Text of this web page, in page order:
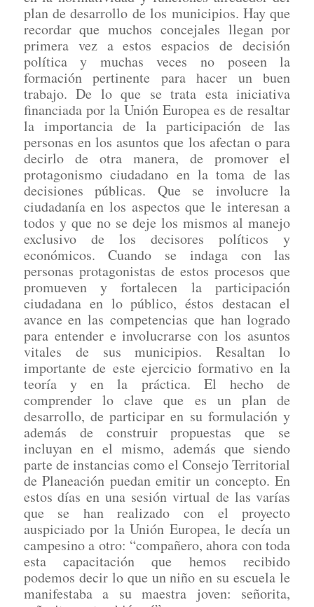
plan de desarrollo de los municipios. Hay que
recordar que muchos concejales llegan por
primera vez a estos espacios de decisión
política y muchas veces no poseen la
formación pertinente para hacer un buen
trabajo. De lo que se trata esta iniciativa
financiada por la Unión Europea es de resaltar
la importancia de la participación de las
personas en los asuntos que los afectan o para
decirlo de otra manera, de promover el
protagonismo ciudadano en la toma de las
decisiones públicas. Que se involucre la
ciudadanía en los aspectos que le interesan a
todos y que no se deje los mismos al manejo
exclusivo de los decisores políticos y
económicos. Cuando se indaga con las
personas protagonistas de estos procesos que
promueven y fortalecen la participación
ciudadana en lo público, éstos destacan el
avance en las competencias que han logrado
para entender e involucrarse con los asuntos
vitales de sus municipios. Resaltan lo
importante de este ejercicio formativo en la
teoría y en la práctica. El hecho de
comprender lo clave que es un plan de
desarrollo, de participar en su formulación y
además de construir propuestas que se
incluyan en el mismo, además que siendo
parte de instancias como el Consejo Territorial
de Planeación puedan emitir un concepto. En
estos días en una sesión virtual de las varías
que se han realizado con el proyecto
auspiciado por la Unión Europea, le decía un
campesino a otro: “compañero, ahora con toda
esta capacitación que hemos recibido
podemos decir lo que un niño en su escuela le
manifestaba a su maestra joven: señorita,